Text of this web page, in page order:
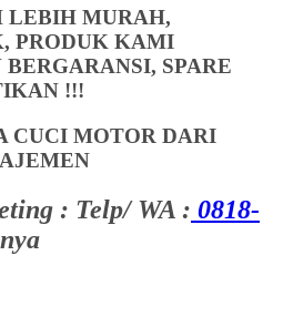
LEBIH MURAH,
PRODUK KAMI
SPARE
!!!
CUCI MOTOR DARI
: Telp/ WA : 0818-